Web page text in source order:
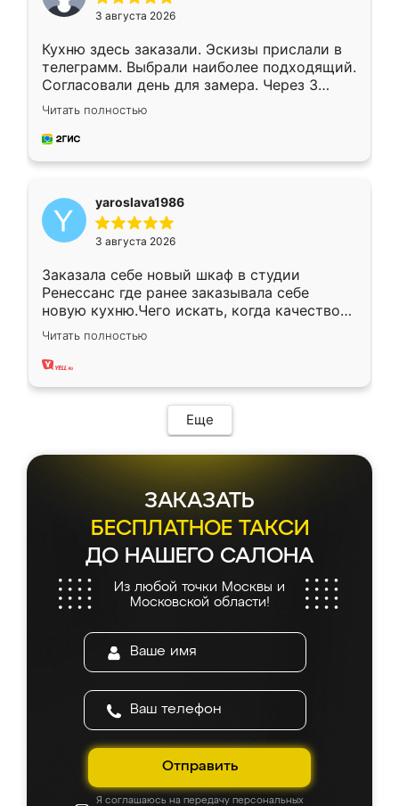
3 августа 2026
Кухню здесь заказали. Эскизы прислали в
телеграмм. Выбрали наиболее подходящий.
Согласовали день для замера. Через 3
недели кухня была уже готова. Остались
довольны работой. Спасибо Ренессанс
мебель за качественную работу!
Читать полностью
yaroslava1986
3 августа 2026
Заказала себе новый шкаф в студии
Ренессанс где ранее заказывала себе
новую кухню.Чего искать, когда качеством
вполне довольна. Служит кухня уже почти
два года, нареканий нет.
Читать полностью
Еще
ЗАКАЗАТЬ
БЕСПЛАТНОЕ ТАКСИ
ДО НАШЕГО САЛОНА
Из любой точки Москвы и
Московской области!
Отправить
Я соглашаюсь на передачу персональных